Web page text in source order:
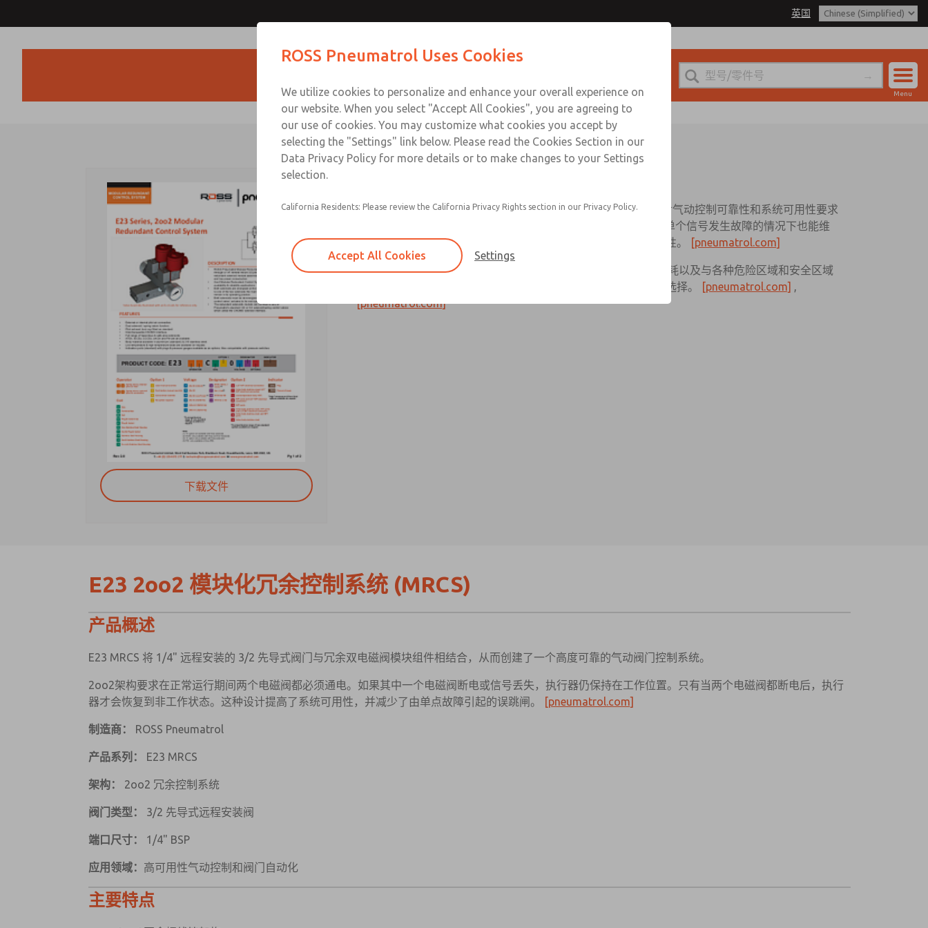
英国
登录
Menu
下载文件
ROSS Pneumatrol E23 2oo2 模块化冗余控制系统 (MRCS) 专为对气动控制可靠性和系统可用性要求
极高的应用而开发。E23 MRCS 采用冗余双电磁阀架构，即使在单个信号发生故障的情况下也能维
持执行器运行，从而显著提高控制系统在严苛工艺环境中的可靠性。
[pneumatrol.com]
该系统基于成熟的 E23 远程安装阀平台，具有高流量性能、低功耗以及与各种危险区域和安全区域
电磁阀的兼容性，使其成为安全相关和关键过程控制应用的理想选择。
[pneumatrol.com] ,
[pneumatrol.com]
E23 2oo2 模块化冗余控制系统 (MRCS)
产品概述
E23 MRCS 将 1/4" 远程安装的 3/2 先导式阀门与冗余双电磁阀模块组件相结合，从而创建了一个高度可靠的气动阀门控制系统。
2oo2架构要求在正常运行期间两个电磁阀都必须通电。如果其中一个电磁阀断电或信号丢失，执行器仍保持在工作位置。只有当两个电磁阀都断电后，执行
器才会恢复到非工作状态。这种设计提高了系统可用性，并减少了由单点故障引起的误跳闸。
[pneumatrol.com]
制造商： ROSS Pneumatrol
产品系列： E23 MRCS
架构： 2oo2 冗余控制系统
阀门类型： 3/2 先导式远程安装阀
端口尺寸： 1/4" BSP
应用领域： 高可用性气动控制和阀门自动化
主要特点
ROSS Pneumatrol Uses Cookies
We utilize cookies to personalize and enhance your overall experience on
our website. When you select "Accept All Cookies", you are agreeing to
our use of cookies. You may customize what cookies you accept by
selecting the "Settings" link below. Please read the Cookies Section in our
Data Privacy Policy for more details or to make changes to your Settings
selection.
California Residents: Please review the California Privacy Rights section in our Privacy Policy.
Accept All Cookies Settings